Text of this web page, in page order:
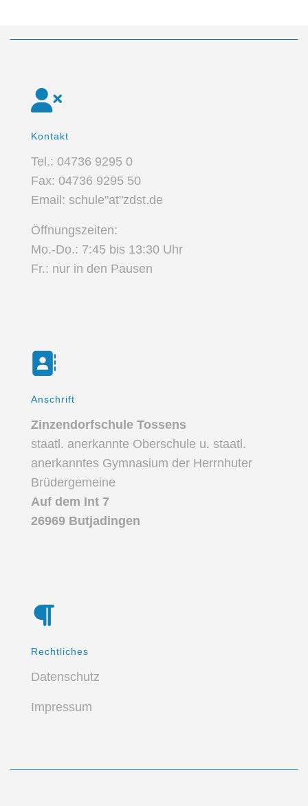
Kontakt
Tel.: 04736 9295 0
Fax: 04736 9295 50
Email: schule"at"zdst.de
Öffnungszeiten:
Mo.-Do.: 7:45 bis 13:30 Uhr
Fr.: nur in den Pausen
Anschrift
Zinzendorfschule Tossens
staatl. anerkannte Oberschule u. staatl.
anerkanntes Gymnasium der Herrnhuter
Brüdergemeine
Auf dem Int 7
26969 Butjadingen
Rechtliches
Datenschutz
Impressum